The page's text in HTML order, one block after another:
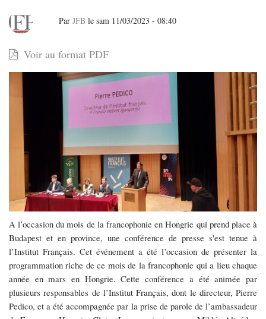
Mois
de
la
francophonie
et
festival
du
film
francophone
en
Hongrie
Par JFB le sam 11/03/2023 - 08:40
Voir au format PDF
A l’occasion du mois de la francophonie en Hongrie qui prend place à
Budapest et en province, une conférence de presse s'est tenue à
l’Institut Français. Cet événement a été l’occasion de présenter la
programmation riche de ce mois de la francophonie qui a lieu chaque
année en mars en Hongrie. Cette conférence a été animée par
plusieurs responsables de l’Institut Français, dont le directeur, Pierre
Pedico, et a été accompagnée par la prise de parole de l’ambassadeur